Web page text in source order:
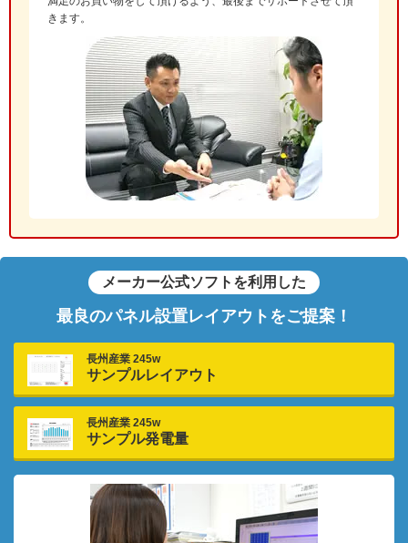
きます。
メーカー公式ソフトを利用した
最良のパネル設置レイアウトをご提案！
長州産業 245w
サンプルレイアウト
長州産業 245w
サンプル発電量